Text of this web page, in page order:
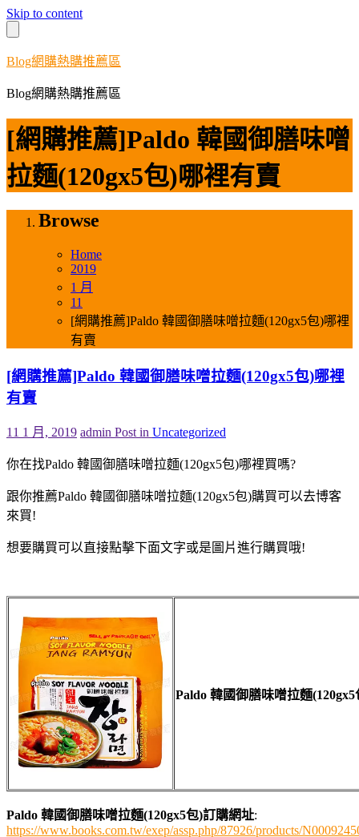
Skip to content
Blog網購熱購推薦區
Blog網購熱購推薦區
[網購推薦]Paldo 韓國御膳味噌
拉麵(120gx5包)哪裡有賣
Browse
Home
2019
1 月
11
[網購推薦]Paldo 韓國御膳味噌拉麵(120gx5包)哪裡
有賣
[網購推薦]Paldo 韓國御膳味噌拉麵(120gx5包)哪裡
有賣
11 1 月, 2019 admin Post in Uncategorized
你在找Paldo 韓國御膳味噌拉麵(120gx5包)哪裡買嗎?
跟你推薦Paldo 韓國御膳味噌拉麵(120gx5包)購買可以去博客
來買!
想要購買可以直接點擊下面文字或是圖片進行購買哦!
Paldo 韓國御膳味噌拉麵(120gx5
Paldo 韓國御膳味噌拉麵(120gx5包)訂購網址:
https://www.books.com.tw/exep/assp.php/87926/products/